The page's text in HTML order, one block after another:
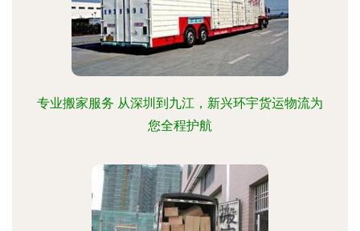
专业搬家服务 从深圳到九江，新兴环宇货运物流为
您全程护航